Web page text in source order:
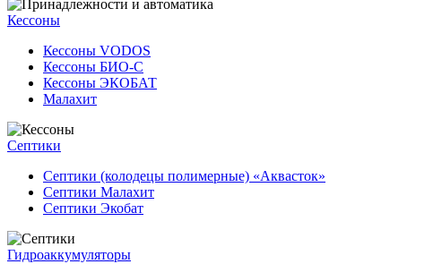
Кессоны
Кессоны VODOS
Кессоны БИО-С
Кессоны ЭКОБАТ
Малахит
Септики
Септики (колодецы полимерные) «Аквасток»
Септики Малахит
Септики Экобат
Гидроаккумуляторы